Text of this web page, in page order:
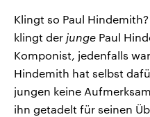
Klingt so Paul
klingt der junge Paul
Komponist, jedenfalls
Hindemith hat selbst
jungen keine
ihn getadelt für seinen